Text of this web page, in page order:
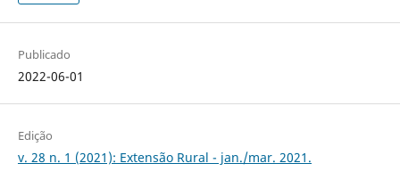
Publicado
2022-06-01
Edição
v. 28 n. 1 (2021): Extensão Rural - jan./mar. 2021.